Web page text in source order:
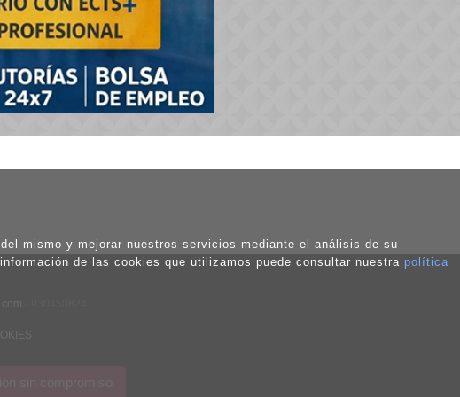
mismo y mejorar nuestros servicios mediante el análisis de su
de las cookies que utilizamos puede consultar nuestra política